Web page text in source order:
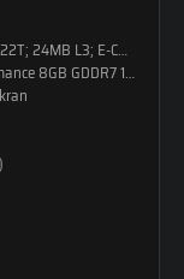
24MB L3; E-CORE
8GB GDDR7 128-Bit